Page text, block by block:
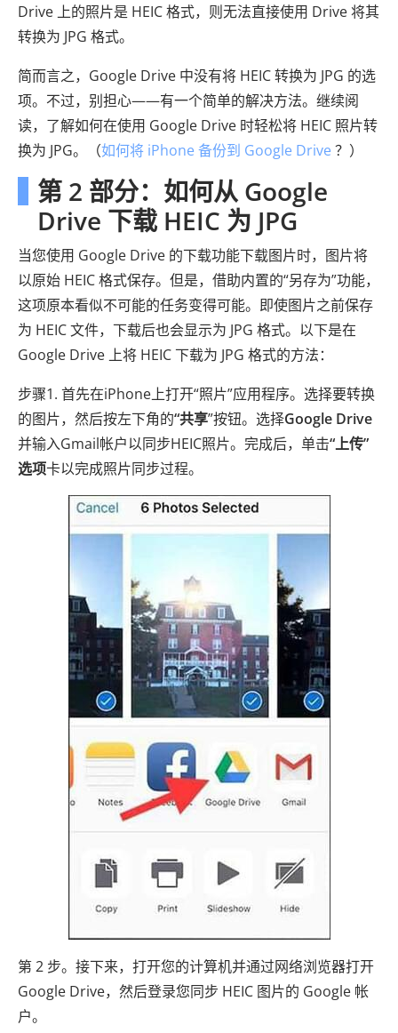
Drive 上的照片是 HEIC 格式，则无法直接使用 Drive 将其
转换为 JPG 格式。
简而言之，Google Drive 中没有将 HEIC 转换为 JPG 的选
项。不过，别担心——有一个简单的解决方法。继续阅
读，了解如何在使用 Google Drive 时轻松将 HEIC 照片转
换为 JPG。（如何将 iPhone 备份到 Google Drive ？）
第 2 部分：如何从 Google
Drive 下载 HEIC 为 JPG
当您使用 Google Drive 的下载功能下载图片时，图片将
以原始 HEIC 格式保存。但是，借助内置的“另存为”功能，
这项原本看似不可能的任务变得可能。即使图片之前保存
为 HEIC 文件，下载后也会显示为 JPG 格式。以下是在
Google Drive 上将 HEIC 下载为 JPG 格式的方法：
步骤1. 首先在iPhone上打开“照片”应用程序。选择要转换
的图片，然后按左下角的“共享”按钮。选择Google Drive
并输入Gmail帐户以同步HEIC照片。完成后，单击“上传”
选项卡以完成照片同步过程。
第 2 步。接下来，打开您的计算机并通过网络浏览器打开
Google Drive，然后登录您同步 HEIC 图片的 Google 帐
户。